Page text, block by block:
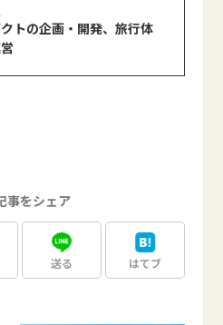
トの企画・開発、旅行体
事をシェア
送る はてブ